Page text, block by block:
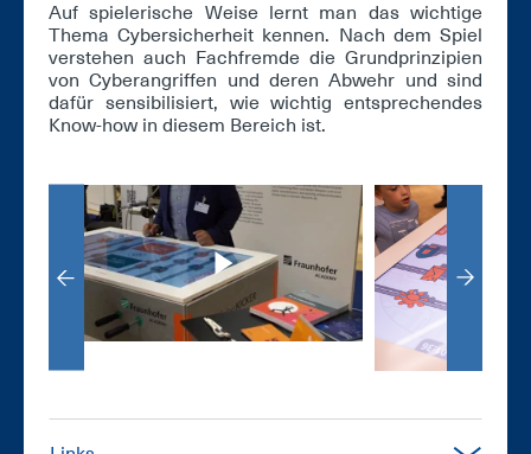
Auf spie­le­ri­sche Wei­se lernt man das wich­ti­ge
The­ma Cy­ber­si­cher­heit ken­nen. Nach dem Spiel
ver­ste­hen auch Fach­frem­de die Grund­prin­zi­pi­en
von Cy­ber­an­grif­fen und de­ren Ab­wehr und sind
da­für sen­si­bi­li­siert, wie wich­tig ent­spre­chen­des
Know-how in die­sem Be­reich ist.